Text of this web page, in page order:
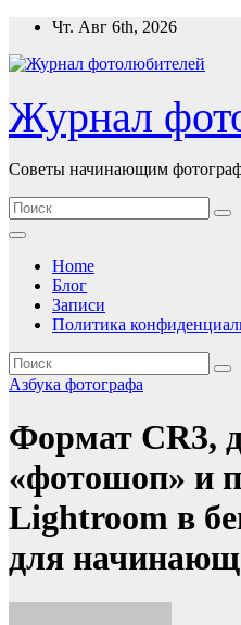
Перейти
содержимому
Чт. Авг 6th, 2026
Журнал
Советы начинающим
Home
Блог
Записи
Политика
Азбука фотографа
Формат CR3,
«фотошоп» и
Lightroom в
для